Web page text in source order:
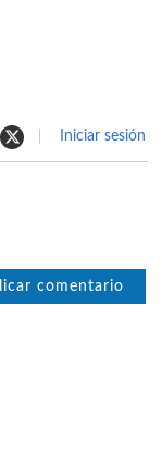
Iniciar sesión